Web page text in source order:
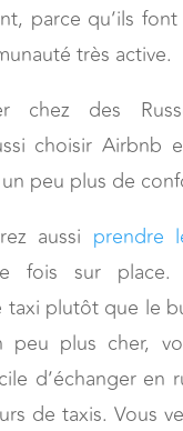
parce qu’ils
très active.
chez des
choisir Airbnb
peu plus de
aussi prendre
fois sur place.
taxi plutôt que le
peu plus cher,
d’échanger en
de taxis. Vous